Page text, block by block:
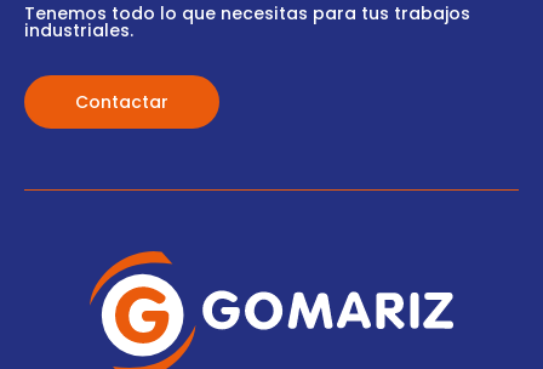
Tenemos todo lo que necesitas para tus trabajos
industriales.
Contactar